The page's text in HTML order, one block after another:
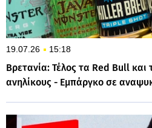
19.07.26 15:18
Βρετανία: Τέλος τα Red Bull και
ανηλίκους - Εμπάργκο σε